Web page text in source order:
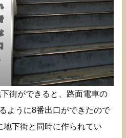
街ができると、路面電車の
ように8番出口ができたので
下街と同時に作られてい